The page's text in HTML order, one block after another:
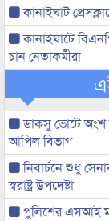
কানাইঘাট
কানাইঘাটে
চান নেতাকর্মীরা
ডাকসু ভোটে অংশ
আপিল বিভাগ
নিবার্চনে শুধু
স্বরাষ্ট্র উপদেষ্টা
পুলিশের এসআই